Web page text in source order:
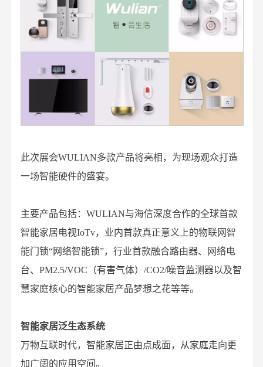
此次展会WULIAN多款产品将亮相，为现场观众打造
一场智能硬件的盛宴。
主要产品包括：WULIAN与海信深度合作的全球首款
智能家居电视IoTv，业内首款真正意义上的物联网智
能门锁“网络智能锁”，行业首款融合路由器、网络电
台、PM2.5/VOC（有害气体）/CO2/噪音监测器以及智
慧家庭核心的智能家居产品梦想之花等等。
智能家居泛生态系统
万物互联时代，智能家居正由点成面，从家庭走向更
加广阔的应用空间。